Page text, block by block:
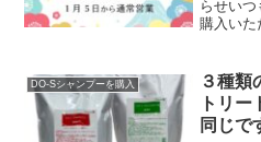
らせい
購入いた
ショッ...
DO-Sシャンプーを購入
３種類
トリ
同じで